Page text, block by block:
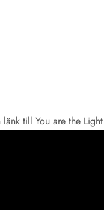
till You are the